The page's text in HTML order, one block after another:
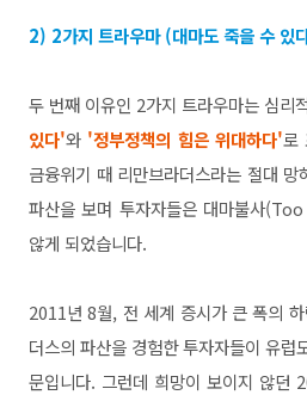
2) 2가지 트라우마 (대마도 죽을 수 있
두 번째 이유인 2가지 트라우마는 심리
있다'와 '정부정책의 힘은 위대하다'로
금융위기 때 리만브라더스라는 절대
파산을 보며 투자자들은 대마불사
않게 되었습니다.
2011년 8월, 전 세계 증시가 큰 폭의
더스의 파산을 경험한 투자자들이 유럽
문입니다. 그런데 희망이 보이지 않던